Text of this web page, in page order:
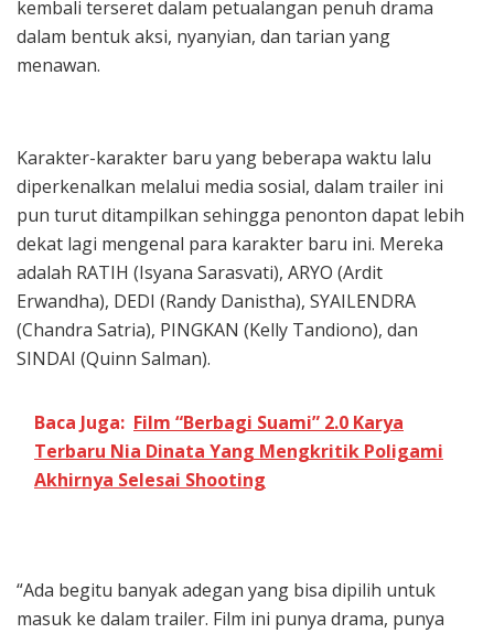
kembali terseret dalam petualangan penuh drama
dalam bentuk aksi, nyanyian, dan tarian yang
menawan.
Karakter-karakter baru yang beberapa waktu lalu
diperkenalkan melalui media sosial, dalam trailer ini
pun turut ditampilkan sehingga penonton dapat lebih
dekat lagi mengenal para karakter baru ini. Mereka
adalah RATIH (Isyana Sarasvati), ARYO (Ardit
Erwandha), DEDI (Randy Danistha), SYAILENDRA
(Chandra Satria), PINGKAN (Kelly Tandiono), dan
SINDAI (Quinn Salman).
Baca Juga: Film “Berbagi Suami” 2.0 Karya
Terbaru Nia Dinata Yang Mengkritik Poligami
Akhirnya Selesai Shooting
“Ada begitu banyak adegan yang bisa dipilih untuk
masuk ke dalam trailer. Film ini punya drama, punya